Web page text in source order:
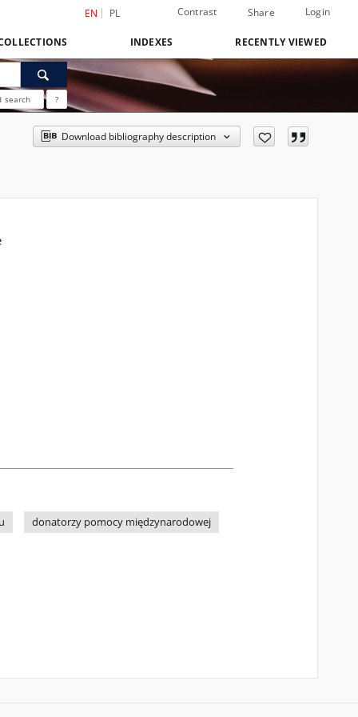
EN PL Contrast Share Login
INDEXES RECENTLY VIEWED
search ?
Download bibliography description
donatorzy pomocy międzynarodowej